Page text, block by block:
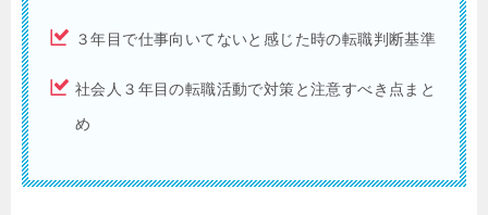
３年目で仕事向いてないと感じた時の転職判断基準
社会人３年目の転職活動で対策と注意すべき点まと
め